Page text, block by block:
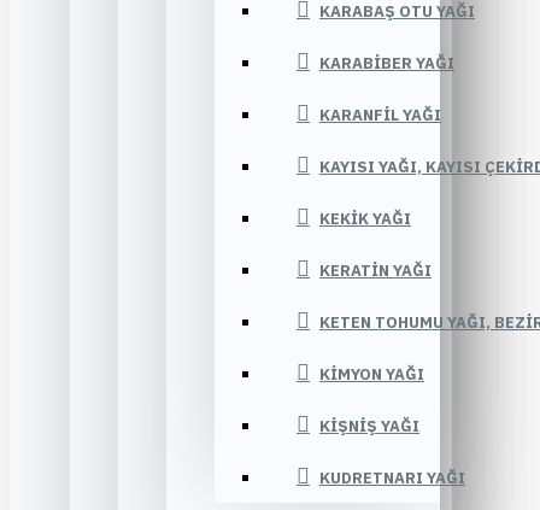
KARABAŞ OTU YAĞI
KARABIBER YAĞI
KARANFIL YAĞI
KAYISI YAĞI, KAYISI
KEKIK YAĞI
KERATIN YAĞI
KETEN TOHUMU YAĞI,
KIMYON YAĞI
KIŞNIŞ YAĞI
KUDRETNARI YAĞI